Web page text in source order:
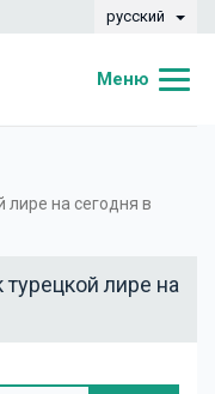
русский
Меню
лире на сегодня в
лире на